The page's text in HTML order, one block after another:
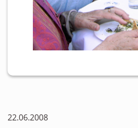
22.06.2008